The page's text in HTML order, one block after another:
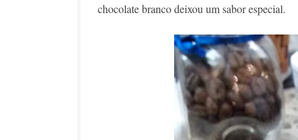
chocolate branco deixou um sabor especial.